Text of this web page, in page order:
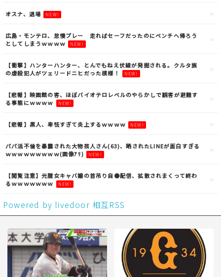
オスナ、退場 NEW!
広島・モンテロ、怠慢プレー 走ればセーフだったのにベンチへ帰ろう
としてしまうｗｗｗｗ
NEW!
【衝撃】ハンターハンター、とんでもねえ伏線が発掘される。クルタ族
の虐殺犯人がツェリードニヒだった模様！
NEW!
【悲報】映画館の客、ほぼバイオテロレベルのやらかしで観客が避難す
る事態にｗｗｗｗ
NEW!
【悲報】黒人、卑怯すぎて炎上するｗｗｗｗ NEW!
パパ活不倫を暴露された大物芸人さん(63)、晒されたLINEが面白すぎる
ｗｗｗｗｗｗｗｗｗ(画像ｱﾘ)
NEW!
【閲覧注意】元臆女キャバ嬢の首吊り自●配信、拡散されまくって終わ
るｗｗｗｗｗｗｗ
NEW!
Powered by livedoor 相互RSS